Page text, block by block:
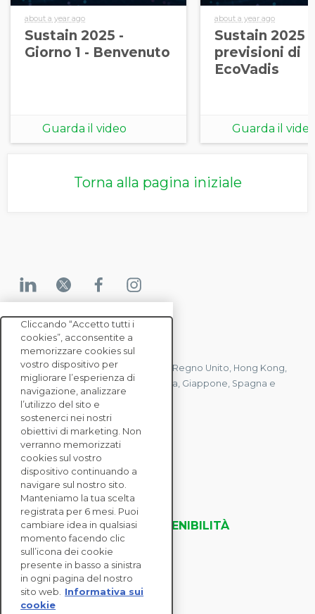
about a year ago
Sustain 2025 -
Giorno 1 - Benvenuto
Guarda il video
about a year ago
Sustain 2025
previsioni di
EcoVadis
Guarda il
Torna alla pagina iniziale
CONTATTACI
Abbiamo uffici in Francia, Stati Uniti, Regno Unito, Hong Kong,
Mauritius, Polonia, Canada, Germania, Giappone, Spagna e
Singapore.
CONTATTACI
SOLUZIONI
ENTERPRISE
VALUTAZIONI DELLA SOSTENIBILITÀ
RISORSE
INFORMAZIONI
Cliccando “Accetto tutti i
cookies”, acconsentite a
memorizzare cookies sul
vostro dispositivo per
migliorare l’esperienza di
navigazione, analizzare
l’utilizzo del sito e
sostenerci nei nostri
obiettivi di marketing. Non
verranno memorizzati
cookies sul vostro
dispositivo continuando a
navigare sul nostro sito.
Manteniamo la tua scelta
registrata per 6 mesi. Puoi
cambiare idea in qualsiasi
momento facendo clic
sull’icona dei cookie
presente in basso a sinistra
in ogni pagina del nostro
sito web.
Informativa sui
cookie